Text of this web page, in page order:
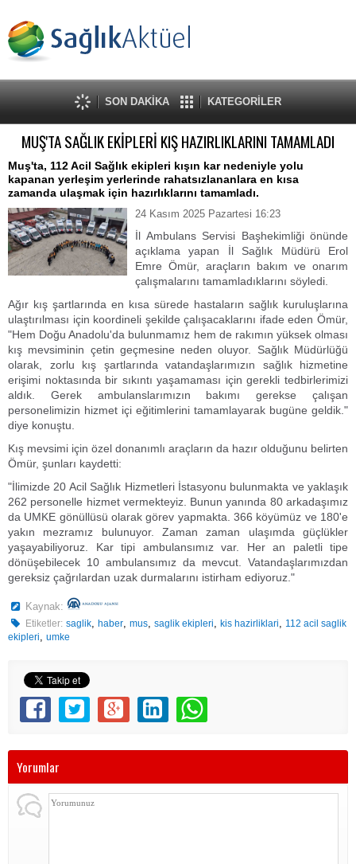
SON DAKİKA KATEGORİLER
MUŞ'TA SAĞLIK EKİPLERİ KIŞ HAZIRLIKLARINI TAMAMLADI
Muş'ta, 112 Acil Sağlık ekipleri kışın kar nedeniyle yolu
kapanan yerleşim yerlerinde rahatsızlananlara en kısa
zamanda ulaşmak için hazırlıklarını tamamladı.
24 Kasım 2025 Pazartesi 16:23
İl Ambulans Servisi Başhekimliği önünde
açıklama yapan İl Sağlık Müdürü Erol
Emre Ömür, araçların bakım ve onarım
çalışmalarını tamamladıklarını söyledi.
Ağır kış şartlarında en kısa sürede hastaların sağlık kuruluşlarına
ulaştırılması için koordineli şekilde çalışacaklarını ifade eden Ömür,
"Hem Doğu Anadolu'da bulunmamız hem de rakımın yüksek olması
kış mevsiminin çetin geçmesine neden oluyor. Sağlık Müdürlüğü
olarak, zorlu kış şartlarında vatandaşlarımızın sağlık hizmetine
erişimi noktasında bir sıkıntı yaşamaması için gerekli tedbirlerimizi
aldık. Gerek ambulanslarımızın bakımı gerekse çalışan
personelimizin hizmet içi eğitimlerini tamamlayarak bugüne geldik."
diye konuştu.
Kış mevsimi için özel donanımlı araçların da hazır olduğunu belirten
Ömür, şunları kaydetti:
"İlimizde 20 Acil Sağlık Hizmetleri İstasyonu bulunmakta ve yaklaşık
262 personelle hizmet vermekteyiz. Bunun yanında 80 arkadaşımız
da UMKE gönüllüsü olarak görev yapmakta. 366 köyümüz ve 180'e
yakın mezramız bulunuyor. Zaman zaman ulaşımda güçlükler
yaşayabiliyoruz. Kar tipi ambulansımız var. Her an paletli tipe
dönüşebilecek 10 ambulansımız da mevcut. Vatandaşlarımızdan
gereksiz çağrılardan uzak durmalarını istirham ediyoruz."
Kaynak:
Etiketler: saglik,haber,mus,saglik ekipleri,kis hazirliklari, 112 acil saglik
ekipleri, umke
Yorumlar